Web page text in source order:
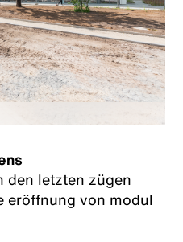
den letzten zügen
eröffnung von modul